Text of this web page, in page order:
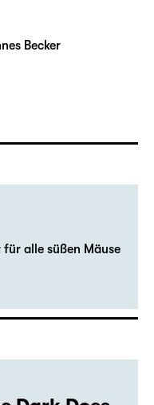
Becker
für alle süßen Mäuse